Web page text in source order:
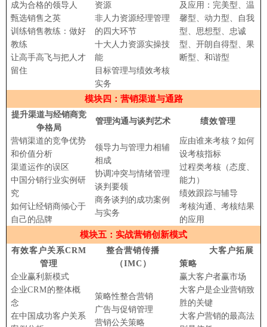
成为合格的领导人
甄选销售之英
训练销售教练：做好
教练
让高手高飞与把人才
留住
资源
非人力资源经理管理
的四大环节
十大人力资源实操技
能
目标管理与绩效考核
实务
及应用 ：完美型、温
馨型、动力型、自我
型、思想型、忠诚
型、开朗自得型、果
断型、和谐型
模块四：营销渠道与通路
提升渠道与经销商竞
争格局
管理沟通与谈判艺术 绩效管理
营销渠道的竞争优势
和价值分析
渠道运作的误区
中国分销行业实例研
究
如何让经销商倾心于
自己的品牌
领导力与管理力相辅
相成
协调冲突与情绪管理
谈判要领
商务谈判的成功案例
与实务
应由谁来考核？如何
设考核指标
过程类考核（态度、
能力）
绩效跟踪与辅导
考核沟通、考核结果
的应用
模块五：实战营销创新模式
有效客户关系CRM
管理
整合营销传播
（IMC）
大客户拓展
策略
企业赢利新模式
企业CRM的整体概
念
在中国成功客户关系
策略性整合营销
广告与促销管理
营销公关策略
赢大客户者赢市场
大客户是企业营销致
胜的关键
大客户营销的最高法